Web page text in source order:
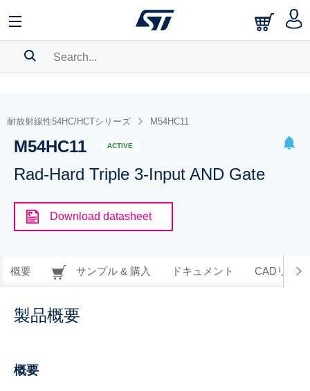
BOOKMARK
Please log into show your saved searches.
耐放射線性54HC/HCTシリーズ M54HC11
M54HC11 ACTIVE
Rad-Hard Triple 3-Input AND Gate
Download datasheet
概要 サンプル & 購入 ドキュメント CADリソー
製品概要
概要